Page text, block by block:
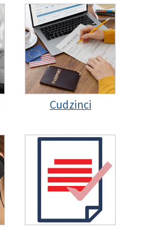
Cudzinci